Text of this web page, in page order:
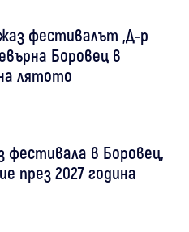
фестивалът „Д-р
Боровец в
лятото
фестивала в Боровец,
през 2027 година